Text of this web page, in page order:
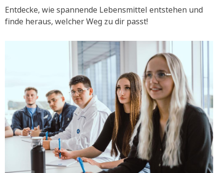
Entdecke, wie spannende Lebensmittel entstehen und
finde heraus, welcher Weg zu dir passt!